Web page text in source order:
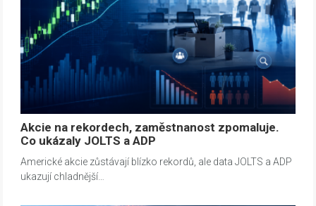
Akcie na rekordech, zaměstnanost zpomaluje.
Co ukázaly JOLTS a ADP
Americké akcie zůstávají blízko rekordů, ale data JOLTS a ADP
ukazují chladnější…